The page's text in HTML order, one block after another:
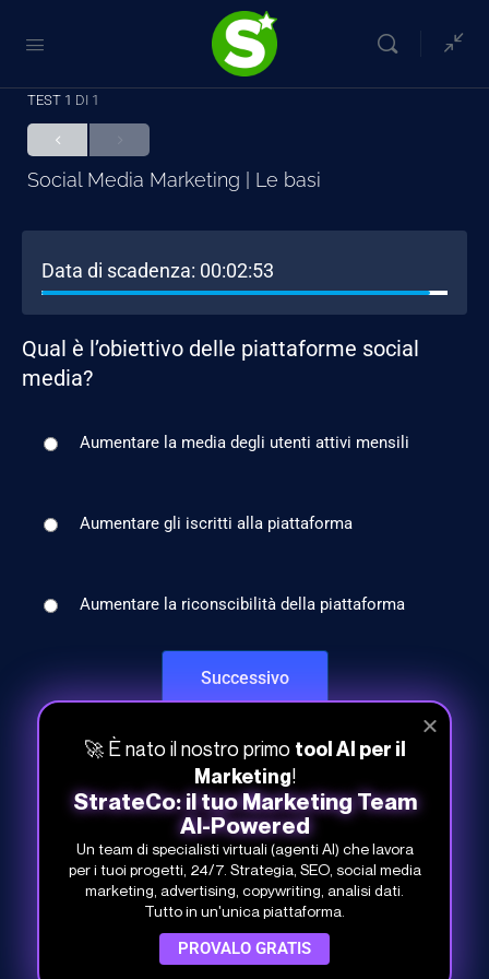
TEST 1 DI 1
Social Media Marketing | Le basi
Data di scadenza: 00:02:53
Qual è l’obiettivo delle piattaforme social
media?
Aumentare la media degli utenti attivi mensili
Aumentare gli iscritti alla piattaforma
Aumentare la riconscibilità della piattaforma
🚀 È nato il nostro primo tool AI per il
Marketing!
StrateCo: il tuo Marketing Team
AI-Powered
Un team di specialisti virtuali (agenti AI) che lavora
per i tuoi progetti, 24/7. Strategia, SEO, social media
marketing, advertising, copywriting, analisi dati.
Tutto in un'unica piattaforma.
PROVALO GRATIS